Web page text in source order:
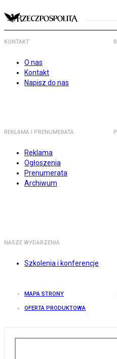
KONTAKT
O nas
Kontakt
Napisz do nas
REKLAMA I PRENUMERATA
Reklama
Ogłoszenia
Prenumerata
Archiwum
NASZE WYDARZENIA
Szkolenia i konferencje
MAPA STRONY
OFERTA PRODUKTOWA